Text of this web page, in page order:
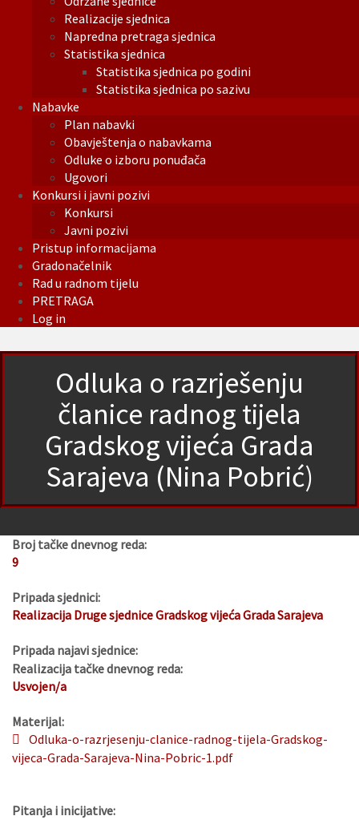
Realizacije sjednica
Napredna pretraga sjednica
Statistika sjednica
Statistika sjednica po godini
Statistika sjednica po sazivu
Nabavke
Plan nabavki
Obavještenja o nabavkama
Odluke o izboru ponuđača
Ugovori
Konkursi i javni pozivi
Konkursi
Javni pozivi
Pristup informacijama
Gradonačelnik
Rad u radnom tijelu
PRETRAGA
Log in
Odluka o razrješenju
članice radnog tijela
Gradskog vijeća Grada
Sarajeva (Nina Pobrić)
Broj tačke dnevnog reda:
9
Pripada sjednici:
Realizacija Druge sjednice Gradskog vijeća Grada Sarajeva
Pripada najavi sjednice:
Realizacija tačke dnevnog reda:
Usvojen/a
Materijal:
Odluka-o-razrjesenju-clanice-radnog-tijela-Gradskog-
vijeca-Grada-Sarajeva-Nina-Pobric-1.pdf
Pitanja i inicijative: